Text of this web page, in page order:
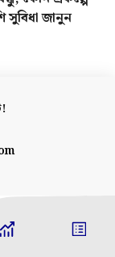
সুবিধা জানুন